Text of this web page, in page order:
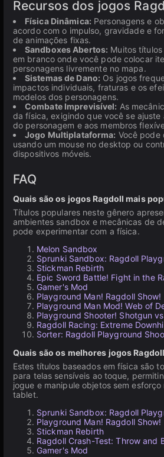
Recursos dos jogos
Física Dinâmica: Personagens e
acordo com o impulso, gravidade e
de animações fixas.
Sandboxes Abertos: Muitos
em branco onde você pode colocar
personagens livremente no mapa.
Sistemas de Dano: Os jogos
impactos individuais, fraturas e os
modelos dos personagens.
Combate Imprevisível: As
da física, exigindo que você se ajuste
do personagem e aos membros
Jogo Multiplataforma: Você pode
usando um mouse no desktop ou
dispositivos móveis.
FAQ
Quais são os jogos Ragdoll mais
Títulos populares neste gênero
ambientes sandbox e mecânicas de
pode experimentar com a física.
Melon Sandbox
Sprunki Sandbox: Ragdoll
Stickman Rebirth
Epic Sword Battle! Fight in the
Gamer's Mod
Playground Man! Ragdoll Show!
Playground Man Mod! Web of
Playground Shooter! Shotgun
Ragdoll Racing: Extreme
Sorter: Ragdoll Playground
Quais são os melhores jogos
Estes títulos baseados em física são
para telas sensíveis ao toque,
jogue e manipule objetos sem
tablet.
Sprunki Sandbox: Ragdoll
Playground Man! Ragdoll Show!
Stickman Rebirth
Ragdoll Crash-Test: Throw and
Gamer's Mod